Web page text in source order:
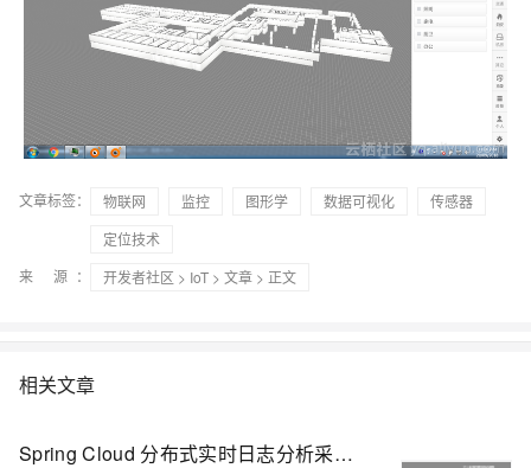
文章标签： 物联网 监控 图形学 数据可视化
传感器
定位技术
来 源：
开发者社区 > IoT > 文章 > 正文
相关文章
Spring Cloud 分布式实时日志分析采集三种方案~